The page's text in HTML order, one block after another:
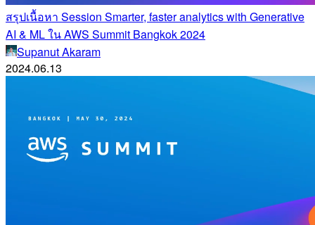
สรุปเนื้อหา Session Smarter, faster analytics with Generative
AI & ML ใน AWS Summit Bangkok 2024
Supanut Akaram
2024.06.13